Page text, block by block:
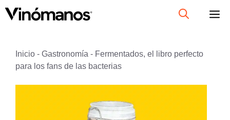
Inicio - Gastronomía - Fermentados, el libro perfecto
para los fans de las bacterias